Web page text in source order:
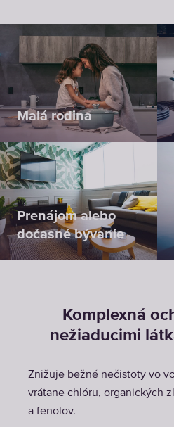
Malá rodina
Prenájom alebo
dočasné bývanie
Komplexná
nežiaducimi
Znižuje bežné nečistoty vo
vrátane chlóru, organických
a fenolov.